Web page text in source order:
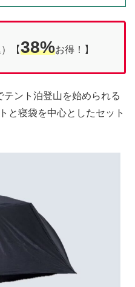
）【38%お得！】
ント泊登山を始められる
と寝袋を中心としたセット